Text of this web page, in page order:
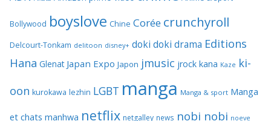
Bollywood boyslove Chine Corée crunchyroll
Delcourt-Tonkam delitoon disney+ doki doki drama Editions
Hana Glenat Japan Expo Japon jmusic jrock kana Kaze ki-
oon kurokawa lezhin LGBT manga Manga & sport Manga
et chats manhwa netflix netgalley news nobi nobi noeve